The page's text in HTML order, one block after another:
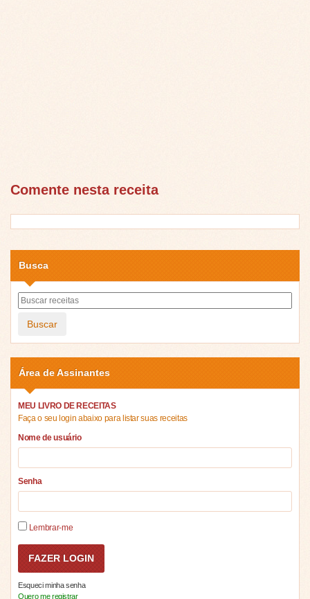
Comente nesta receita
Busca
Buscar
Área de Assinantes
MEU LIVRO DE RECEITAS
Faça o seu login abaixo para listar suas receitas
Nome de usuário
Senha
Lembrar-me
Esqueci minha senha
Quero me registrar